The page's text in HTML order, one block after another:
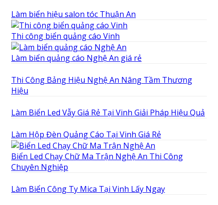
Làm biển hiệu salon tóc Thuận An
Thi công biển quảng cáo Vinh
Làm biển quảng cáo Nghệ An giá rẻ
Thi Công Bảng Hiệu Nghệ An Nâng Tầm Thương
Hiệu
Làm Biển Led Vẫy Giá Rẻ Tại Vinh Giải Pháp Hiệu Quả
Làm Hộp Đèn Quảng Cáo Tại Vinh Giá Rẻ
Biển Led Chạy Chữ Ma Trận Nghệ An Thi Công
Chuyên Nghiệp
Làm Biển Công Ty Mica Tại Vinh Lấy Ngay